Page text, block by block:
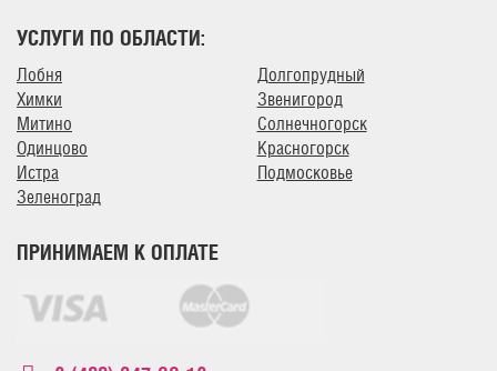
УСЛУГИ ПО ОБЛАСТИ:
Лобня
Химки
Митино
Одинцово
Истра
Зеленоград
Долгопрудный
Звенигород
Солнечногорск
Красногорск
Подмосковье
ПРИНИМАЕМ К ОПЛАТЕ